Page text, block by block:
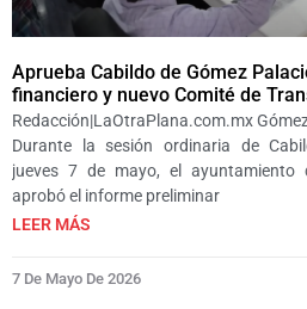
Aprueba Cabildo de Gómez
financiero y nuevo Comité de
Redacción|LaOtraPlana.com.mx
Durante la sesión ordinaria de
jueves 7 de mayo, el ayuntamiento
aprobó el informe preliminar
LEER MÁS
7 De Mayo De 2026